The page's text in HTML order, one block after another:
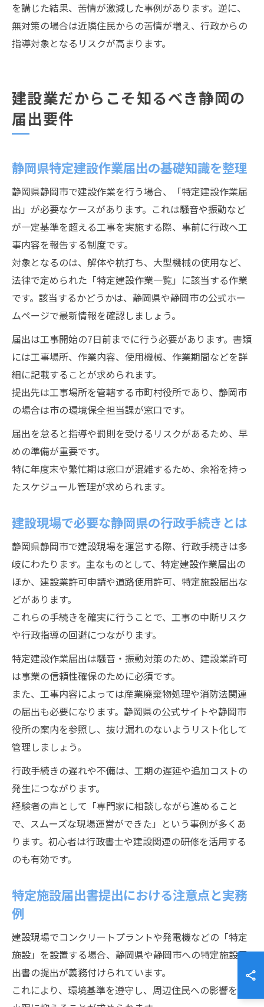
を講じた結果、苦情が激減した事例があります。逆に、
無対策の場合は近隣住民からの苦情が増え、行政からの
指導対象となるリスクが高まります。
建設業だからこそ知るべき静岡の
届出要件
静岡県特定建設作業届出の基礎知識を整理
静岡県静岡市で建設作業を行う場合、「特定建設作業届
出」が必要なケースがあります。これは騒音や振動など
が一定基準を超える工事を実施する際、事前に行政へ工
事内容を報告する制度です。
対象となるのは、解体や杭打ち、大型機械の使用など、
法律で定められた「特定建設作業一覧」に該当する作業
です。該当するかどうかは、静岡県や静岡市の公式ホー
ムページで最新情報を確認しましょう。
届出は工事開始の7日前までに行う必要があります。書類
には工事場所、作業内容、使用機械、作業期間などを詳
細に記載することが求められます。
提出先は工事場所を管轄する市町村役所であり、静岡市
の場合は市の環境保全担当課が窓口です。
届出を怠ると指導や罰則を受けるリスクがあるため、早
めの準備が重要です。
特に年度末や繁忙期は窓口が混雑するため、余裕を持っ
たスケジュール管理が求められます。
建設現場で必要な静岡県の行政手続きとは
静岡県静岡市で建設現場を運営する際、行政手続きは多
岐にわたります。主なものとして、特定建設作業届出の
ほか、建設業許可申請や道路使用許可、特定施設届出な
どがあります。
これらの手続きを確実に行うことで、工事の中断リスク
や行政指導の回避につながります。
特定建設作業届出は騒音・振動対策のため、建設業許可
は事業の信頼性確保のために必須です。
また、工事内容によっては産業廃棄物処理や消防法関連
の届出も必要になります。静岡県の公式サイトや静岡市
役所の案内を参照し、抜け漏れのないようリスト化して
管理しましょう。
行政手続きの遅れや不備は、工期の遅延や追加コストの
発生につながります。
経験者の声として「専門家に相談しながら進めること
で、スムーズな現場運営ができた」という事例が多くあ
ります。初心者は行政書士や建設関連の研修を活用する
のも有効です。
特定施設届出書提出における注意点と実務
例
建設現場でコンクリートプラントや発電機などの「特定
施設」を設置する場合、静岡県や静岡市への特定施設届
出書の提出が義務付けられています。
これにより、環境基準を遵守し、周辺住民への影響を最